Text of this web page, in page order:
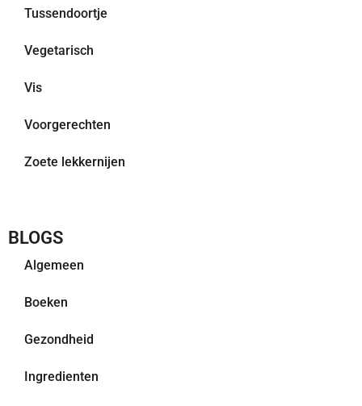
Tussendoortje
Vegetarisch
Vis
Voorgerechten
Zoete lekkernijen
BLOGS
Algemeen
Boeken
Gezondheid
Ingredienten